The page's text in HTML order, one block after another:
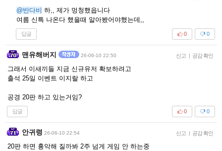
@반다비 하,, 제가 멍청했읍니다
여름 신특 나온다 했을때 알아봤어야했는데,,
답글 0
0
맨유해버지 26-06-10 22:50 신고 | 공감 확인
그래서 이새끼들 지금 신규유저 확보하려고
출석 25일 이벤트 이지랄 하고
공경 20판 하고 있는거임?
답글 0
0
안귀령 26-06-10 22:54 신고 | 공감 확인
20판 하면 흉악해 질까봐 2주 넘게 게임 안 하는중